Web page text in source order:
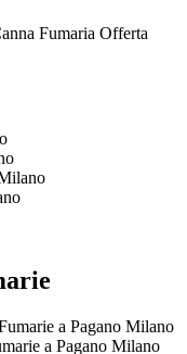
Fumaria Offerta
a Pagano Milano